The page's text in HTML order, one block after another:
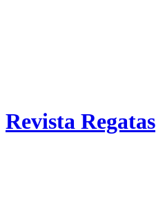
Revista Regatas